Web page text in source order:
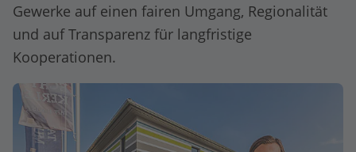
Gewerke auf einen fairen Umgang, Regionalität
und auf Transparenz für langfristige
Kooperationen.